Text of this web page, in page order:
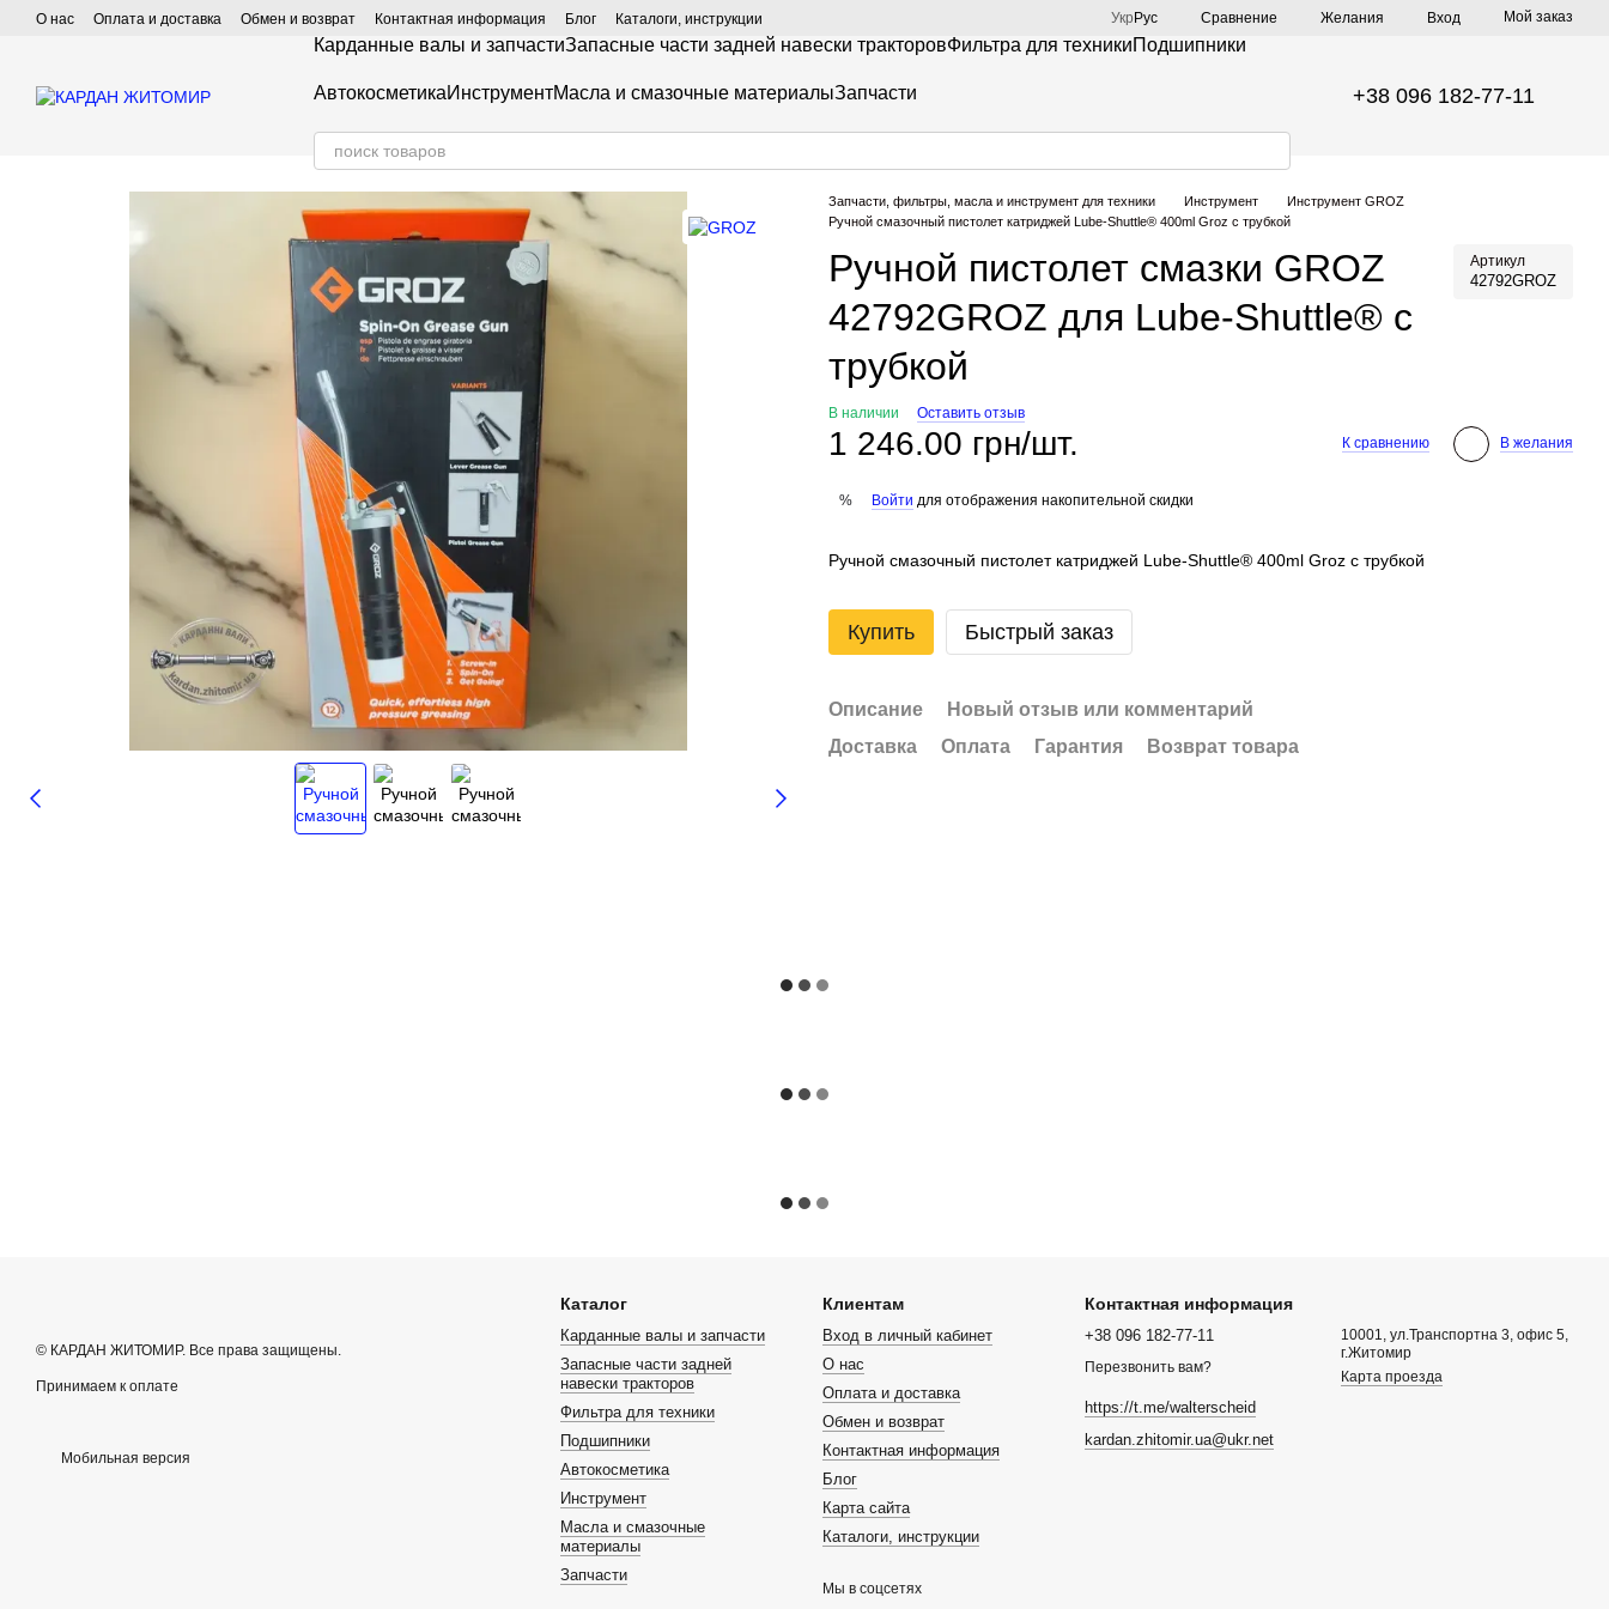
Перейти к основному контенту
О нас Оплата и доставка Обмен и возврат Контактная информация Блог Каталоги, инструкции Укр Рус Сравнение Желания Вход Мой заказ
Карданные валы и запчастиЗапасные части задней навески тракторовФильтра для техникиПодшипники
АвтокосметикаИнструментМасла и смазочные материалыЗапчасти +38 096 182-77-11
Запчасти, фильтры, масла и инструмент для техники Инструмент
Инструмент GROZ
Ручной смазочный пистолет катриджей Lube-Shuttle® 400ml Groz с трубкой
Ручной пистолет смазки GROZ
42792GROZ для Lube-Shuttle® с
трубкой
Артикул
42792GROZ
В наличии Оставить отзыв
1 246.00 грн/шт. К сравнению В желания
% Войти для отображения накопительной скидки
Ручной смазочный пистолет катриджей Lube-Shuttle® 400ml Groz с трубкой
Купить Быстрый заказ
Описание
Новый отзыв или комментарий
Доставка
Оплата Гарантия Возврат товара
© КАРДАН ЖИТОМИР. Все права защищены.
Принимаем к оплате
Мобильная версия
Каталог
Карданные валы и запчасти
Запасные части задней
навески тракторов
Фильтра для техники
Подшипники
Автокосметика
Инструмент
Масла и смазочные
материалы
Запчасти
Клиентам
Вход в личный кабинет
О нас
Оплата и доставка
Обмен и возврат
Контактная информация
Блог
Карта сайта
Каталоги, инструкции
Мы в соцсетях
Контактная информация
+38 096 182-77-11
Перезвонить вам?
https://t.me/walterscheid
kardan.zhitomir.ua@ukr.net
10001, ул.Транспортна 3, офис 5,
г.Житомир
Карта проезда